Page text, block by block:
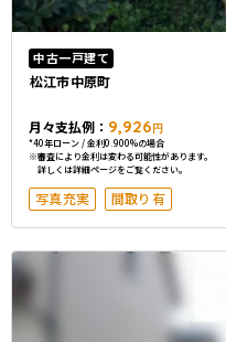
中古一戸建て
松江市中原町
月々支払例： 9,926円
*40年ローン / 金利0.900%の場合
※審査により金利は変わる可能性があります。
詳しくは詳細ページをご覧ください。
写真充実 間取り有